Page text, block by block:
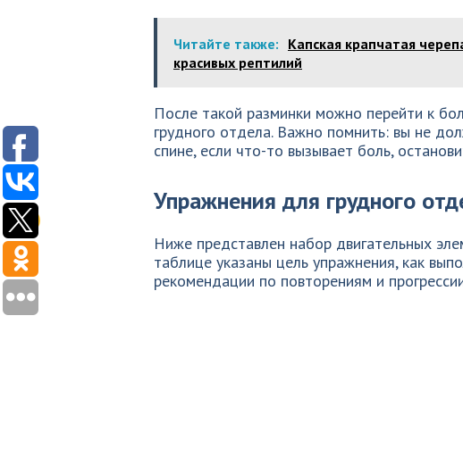
Читайте также: Капская крапчатая
красивых рептилий
После такой разминки можно перейти к
грудного отдела. Важно помнить: вы не
спине, если что-то вызывает боль,
Упражнения для грудного
Ниже представлен набор двигательных
таблице указаны цель упражнения, как
рекомендации по повторениям и